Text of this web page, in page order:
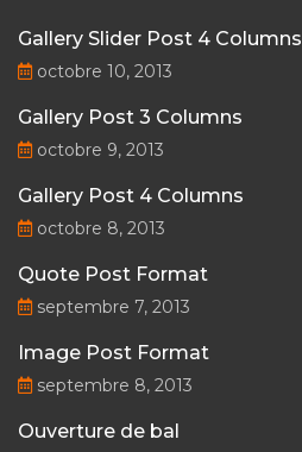
Gallery Slider Post 4 Columns
octobre 10, 2013
Gallery Post 3 Columns
octobre 9, 2013
Gallery Post 4 Columns
octobre 8, 2013
Quote Post Format
septembre 7, 2013
Image Post Format
septembre 8, 2013
Ouverture de bal